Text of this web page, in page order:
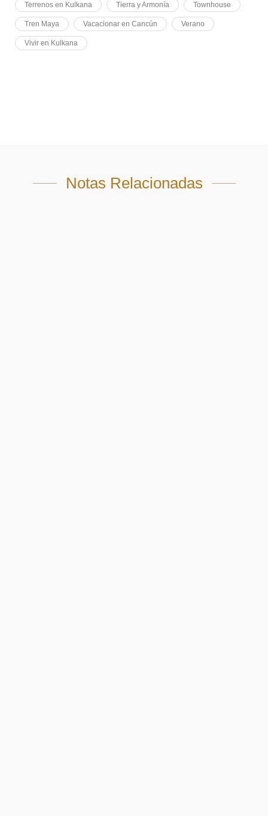
Terrenos en Kulkana Tierra y Armonía Townhouse
Tren Maya Vacacionar en Cancún Verano
Vivir en Kulkana
Notas Relacionadas